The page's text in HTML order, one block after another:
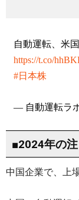
自動運転、米
https://t.co/
#日本株
— 自動運転ラ
■2024年の
中国企業で、上